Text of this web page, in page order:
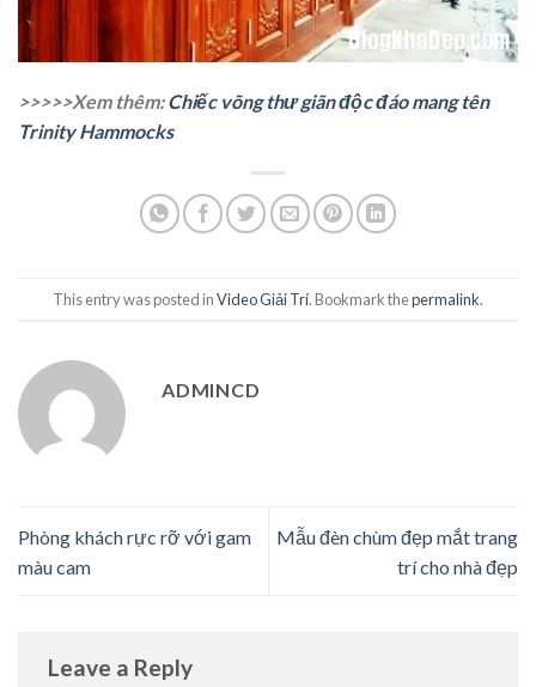
>>>>>Xem thêm:Chiếc võng thư giãn độc đáo mang tên
Trinity Hammocks
This entry was posted inVideo Giải Trí. Bookmark thepermalink.
ADMINCD
Phòng khách rực rỡ với gam
màu cam
Mẫu đèn chùm đẹp mắt trang
trí cho nhà đẹp
Leave a Reply